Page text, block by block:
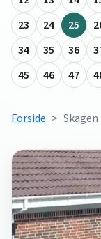
23
24 25
34
35 36
45
46 47
Forside Skagen